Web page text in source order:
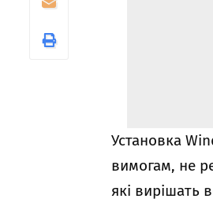
Установка
вимогам, не
які вирішать